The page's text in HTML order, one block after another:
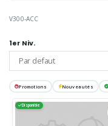
V300-ACC
1er Niv.
Promotions Nouveautés
Disponible